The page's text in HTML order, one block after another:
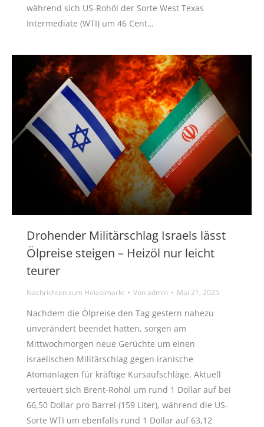
während sich US-Rohöl der Sorte West Texas
Intermediate (WTI) um 46 Cent…
Drohender Militärschlag Israels lässt
Ölpreise steigen – Heizöl nur leicht
teurer
Nachrichten zum Heizölmarkt Vonadmin Mai 21, 2025
Nachdem die Ölpreise den Tag gestern nahezu
unverändert beendet hatten, sorgen am
Mittwochmorgen neue Gerüchte um einen
israelischen Militärschlag gegen iranische
Atomanlagen für kräftige Kursaufschläge. Aktuell
verteuert sich Brent-Rohöl um rund 1 Dollar auf bei
66,50 Dollar pro Barrel (159 Liter), während die US-
Sorte WTI um ebenfalls rund 1 Dollar auf 63,12